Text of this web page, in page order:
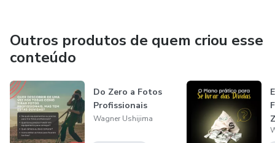
Outros produtos de quem criou esse
conteúdo
Do Zero a Fotos
Profissionais
Wagner Ushijima